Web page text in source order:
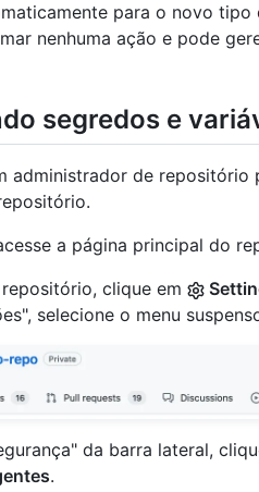
para o novo tipo
nenhuma ação e pode
segredos e
administrador de
a página principal do
clique em
selecione o menu
da barra lateral,
.